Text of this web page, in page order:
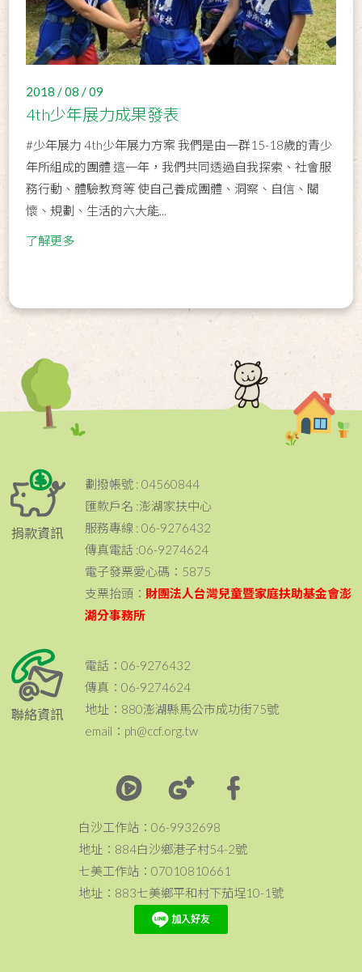
2018 / 08 / 09
4th少年展力成果發表
#少年展力 4th少年展力方案 我們是由一群15-18歲的青少
年所組成的團體 這一年，我們共同透過自我探索、社會服
務行動、體驗教育等 使自己養成團體、洞察、自信、關
懷、規劃、生活的六大能...
了解更多
捐款資訊
劃撥帳號 : 04560844
匯款戶名 :澎湖家扶中心
服務專線 : 06-9276432
傳真電話 :06-9274624
電子發票愛心碼：5875
支票抬頭： 財團法人台灣兒童暨家庭扶助基金會澎
湖分事務所
聯絡資訊
電話：06-9276432
傳真：06-9274624
地址：880澎湖縣馬公市成功街75號
email：ph@ccf.org.tw
白沙工作站：06-9932698
地址：884白沙鄉港子村54-2號
七美工作站：07010810661
地址：883七美鄉平和村下茄埕10-1號